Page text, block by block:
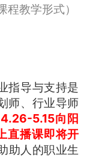
程教学形式）
指导与支持是
师、行业导师
5.15向阳
直播课即将开
助人的职业生